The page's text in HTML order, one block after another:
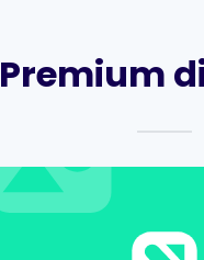
Premium